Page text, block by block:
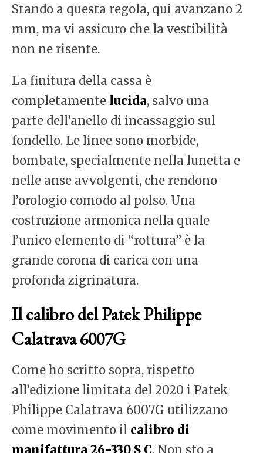
Stando a questa regola, qui avanzano 2
mm, ma vi assicuro che la vestibilità
non ne risente.
La finitura della cassa è
completamente lucida, salvo una
parte dell’anello di incassaggio sul
fondello. Le linee sono morbide,
bombate, specialmente nella lunetta e
nelle anse avvolgenti, che rendono
l’orologio comodo al polso. Una
costruzione armonica nella quale
l’unico elemento di “rottura” è la
grande corona di carica con una
profonda zigrinatura.
Il calibro del Patek Philippe
Calatrava 6007G
Come ho scritto sopra, rispetto
all’edizione limitata del 2020 i Patek
Philippe Calatrava 6007G utilizzano
come movimento il calibro di
manifattura 26-330 S C. Non sto a